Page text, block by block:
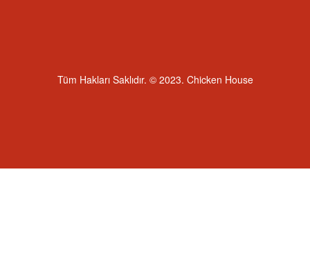
Tüm Hakları Saklıdır. © 2023. Chicken House